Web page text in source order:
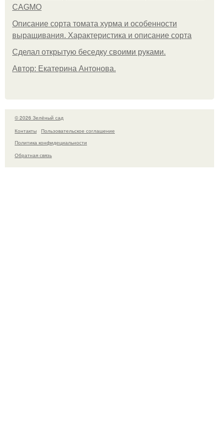
CAGMO
Описание сорта томата хурма и особенности
выращивания. Характеристика и описание сорта
Сделал открытую беседку своими руками.
Автор: Екатерина Антонова.
© 2026 Зелёный сад
Контакты
Пользовательское соглашение
Политика конфидециальности
Обратная связь